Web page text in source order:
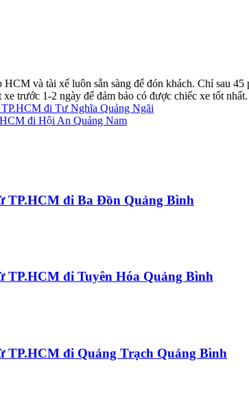
và tài xế luôn sẵn sàng để đón khách. Chỉ sau
trước 1-2 ngày để đảm bảo có được chiếc xe tốt
đi Tư Nghĩa Quảng Ngãi
đi Hội An Quảng Nam
TP.HCM đi Ba Đồn Quảng Bình
TP.HCM đi Tuyên Hóa Quảng Bình
TP.HCM đi Quảng Trạch Quảng Bình